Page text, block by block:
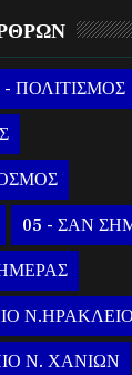
- ΠΟΛΙΤΙΣΜΟΣ
05 - ΣΑΝ
Ν. ΧΑΝΙΩΝ